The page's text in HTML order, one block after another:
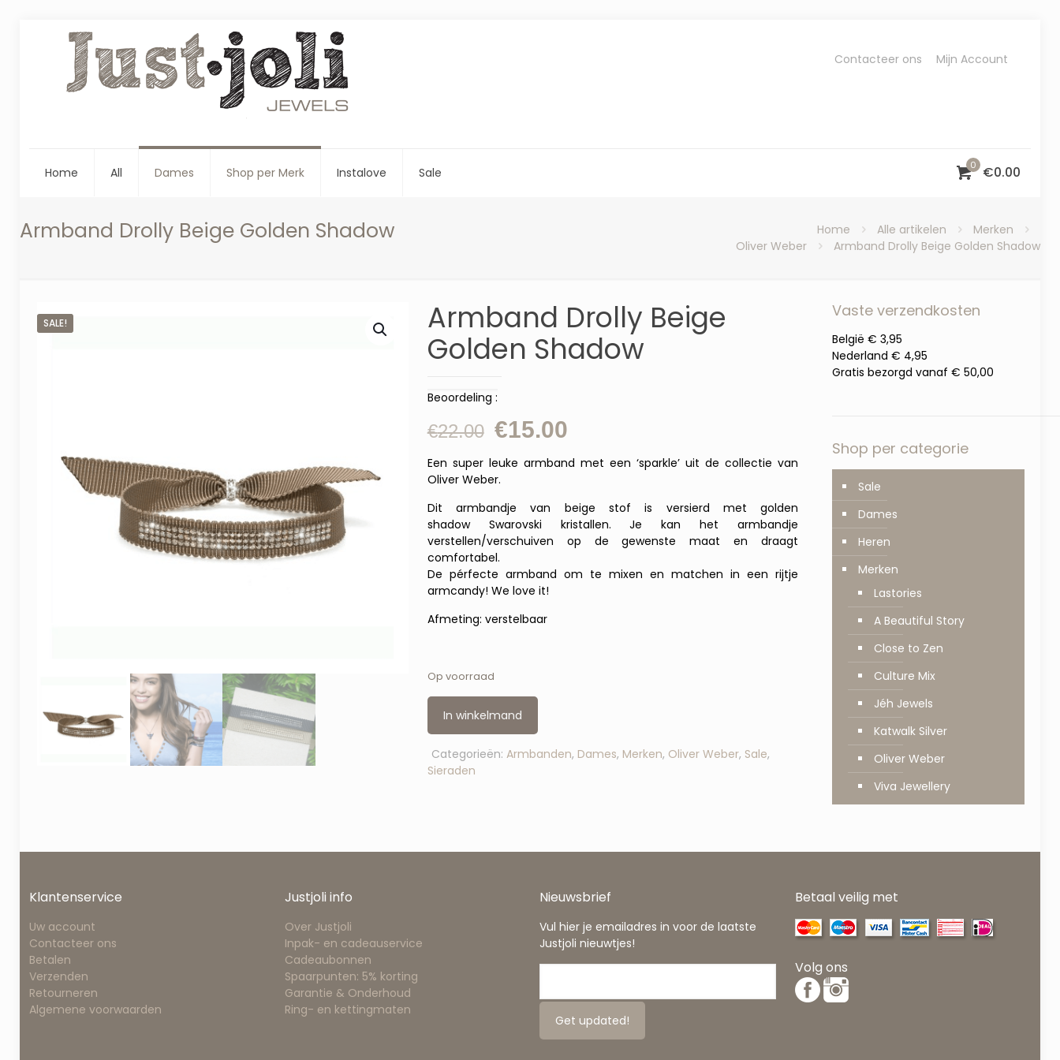
Home All Dames Shop per Merk Instalove Sale
Contacteer ons Mijn Account
0 €0.00
Armband Drolly Beige Golden Shadow Home Alle artikelen
Merken
Oliver Weber
Armband Drolly Beige Golden Shadow
SALE!
Armband Drolly Beige
Golden Shadow
Beoordeling :
€22.00 Oorspronkelijke
prijs
was:
€22.00.
€15.00Huidige
prijs
is:
€15.00.
Een super leuke armband met een ‘sparkle’ uit de collectie van
Oliver Weber.
Dit armbandje van beige stof is versierd met golden
shadow Swarovski kristallen. Je kan het armbandje
verstellen/verschuiven op de gewenste maat en draagt
comfortabel.
De pérfecte armband om te mixen en matchen in een rijtje
armcandy! We love it!
Afmeting: verstelbaar
Op voorraad
In winkelmand
Categorieën: Armbanden, Dames, Merken, Oliver Weber, Sale,
Sieraden
Vaste verzendkosten
België € 3,95
Nederland € 4,95
Gratis bezorgd vanaf € 50,00
Shop per categorie
Sale
Dames
Heren
Merken
Lastories
A Beautiful Story
Close to Zen
Culture Mix
Jéh Jewels
Katwalk Silver
Oliver Weber
Viva Jewellery
Klantenservice
Uw account
Contacteer ons
Betalen
Verzenden
Retourneren
Algemene voorwaarden
Justjoli info
Over Justjoli
Inpak- en cadeauservice
Cadeaubonnen
Spaarpunten: 5% korting
Garantie & Onderhoud
Ring- en kettingmaten
Nieuwsbrief
Vul hier je emailadres in voor de laatste
Justjoli nieuwtjes!
Betaal veilig met
Volg ons